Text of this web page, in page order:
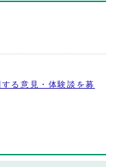
る意見・体験談を募